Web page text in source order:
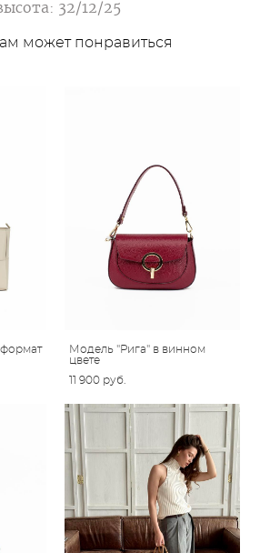
32/12/25
может понравиться
Модель "Рига" в винном
цвете
11 900 pуб.